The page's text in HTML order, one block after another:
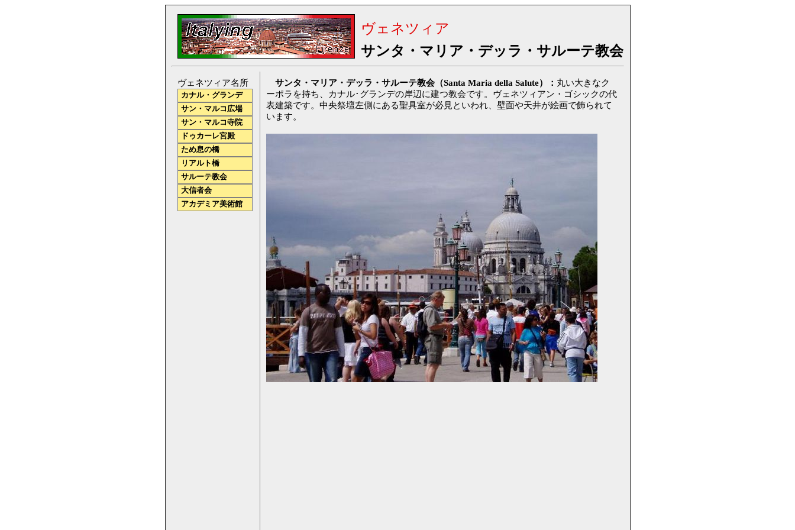
ヴェネツィア
サンタ・マリア・デッラ・サルーテ教会
サンタ・マリア・デッラ・サルーテ教会（Santa Maria della Salute）： 丸い大きなク
ーポラを持ち、カナル･グランデの岸辺に建つ教会です。ヴェネツィアン・ゴシックの代
表建築です。中央祭壇左側にある聖具室が必見といわれ、壁面や天井が絵画で飾られて
います。
ヴェネツィア名所
カナル・グランデ
サン・マルコ広場
サン・マルコ寺院
ドゥカーレ宮殿
ため息の橋
リアルト橋
サルーテ教会
大信者会
アカデミア美術館